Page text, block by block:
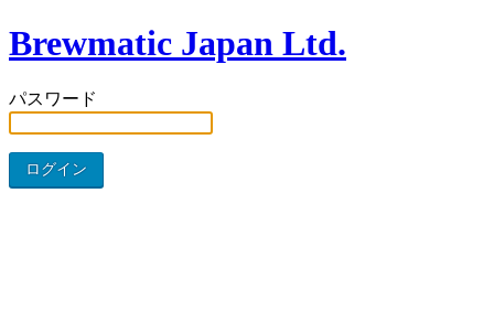
Brewmatic Japan Ltd.
パスワード